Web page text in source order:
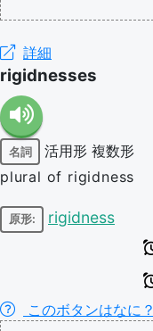
詳細
rigidnesses
名詞 活用形 複数形
plural of rigidness
原形: rigidness
このボタンはなに？